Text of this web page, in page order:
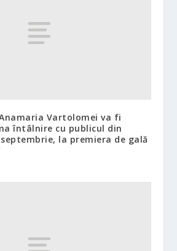
Vartolomei va fi
întâlnire cu publicul din
la premiera de gală